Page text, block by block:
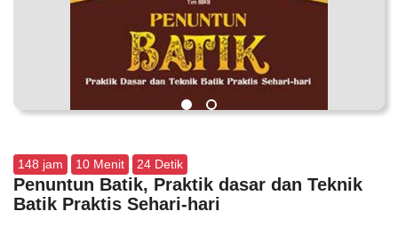
148 jam 10 Menit 24 Detik
Penuntun Batik, Praktik dasar dan Teknik
Batik Praktis Sehari-hari